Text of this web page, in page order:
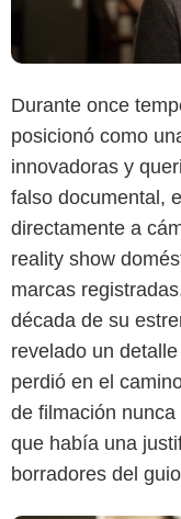
Durante once
posicionó como
innovadoras y
falso documental,
directamente a
reality show
marcas
década de su
revelado un
perdió en el
de filmación
que había una
borradores del